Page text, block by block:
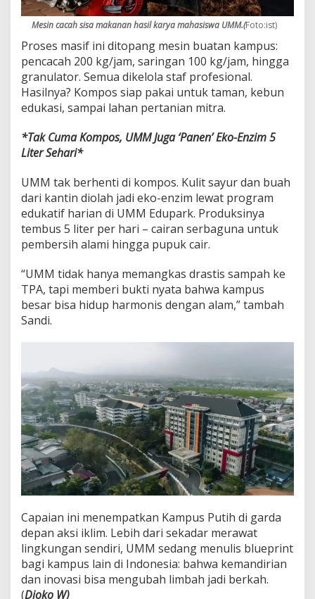
Mesin cacah sisa makanan hasil karya mahasiswa UMM.(Foto:ist)
Proses masif ini ditopang mesin buatan kampus:
pencacah 200 kg/jam, saringan 100 kg/jam, hingga
granulator. Semua dikelola staf profesional.
Hasilnya? Kompos siap pakai untuk taman, kebun
edukasi, sampai lahan pertanian mitra.
*Tak Cuma Kompos, UMM Juga ‘Panen’ Eko-Enzim 5
Liter Sehari*
UMM tak berhenti di kompos. Kulit sayur dan buah
dari kantin diolah jadi eko-enzim lewat program
edukatif harian di UMM Edupark. Produksinya
tembus 5 liter per hari – cairan serbaguna untuk
pembersih alami hingga pupuk cair.
“UMM tidak hanya memangkas drastis sampah ke
TPA, tapi memberi bukti nyata bahwa kampus
besar bisa hidup harmonis dengan alam,” tambah
Sandi.
Capaian ini menempatkan Kampus Putih di garda
depan aksi iklim. Lebih dari sekadar merawat
lingkungan sendiri, UMM sedang menulis blueprint
bagi kampus lain di Indonesia: bahwa kemandirian
dan inovasi bisa mengubah limbah jadi berkah.
(Djoko W)